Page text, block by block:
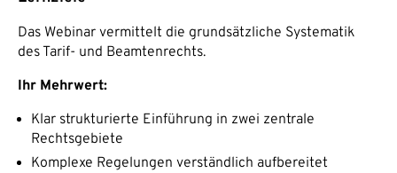
Das Webinar vermittelt die grundsätzliche Systematik
des Tarif- und Beamtenrechts.
Ihr Mehrwert:
Klar strukturierte Einführung in zwei zentrale
Rechtsgebiete
Komplexe Regelungen verständlich aufbereitet